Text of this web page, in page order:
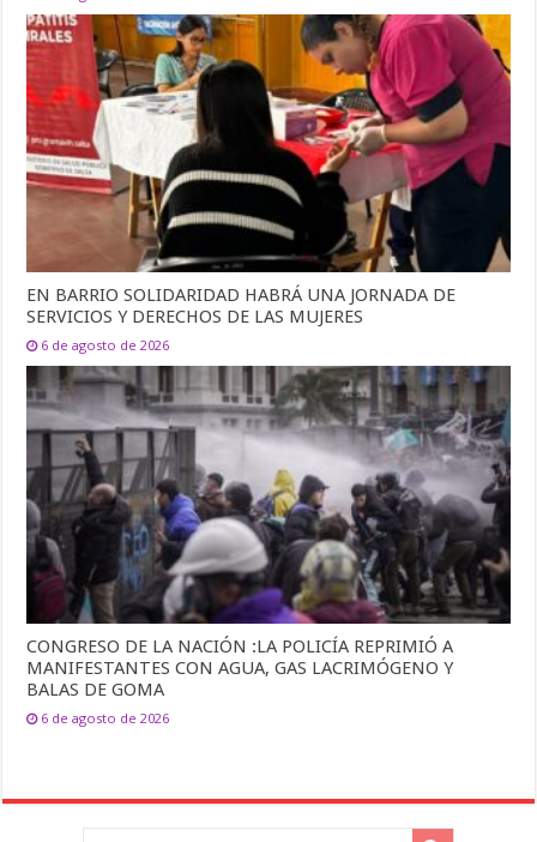
EN BARRIO SOLIDARIDAD HABRÁ UNA JORNADA DE
SERVICIOS Y DERECHOS DE LAS MUJERES
6 de agosto de 2026
CONGRESO DE LA NACIÓN :LA POLICÍA REPRIMIÓ A
MANIFESTANTES CON AGUA, GAS LACRIMÓGENO Y
BALAS DE GOMA
6 de agosto de 2026